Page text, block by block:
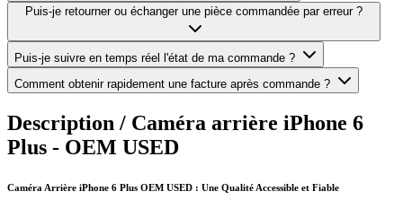
Puis-je retourner ou échanger une pièce commandée par erreur ?
Puis-je suivre en temps réel l'état de ma commande ?
Comment obtenir rapidement une facture après commande ?
Description / Caméra arrière iPhone 6
Plus - OEM USED
Caméra Arrière iPhone 6 Plus OEM USED : Une Qualité Accessible et Fiable